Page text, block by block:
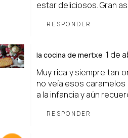
estar deliciosos. Gran
RESPONDER
la cocina de mertxe 1 de
Muy rica y siempre tan
no veía esos
a la infancia y aún
RESPONDER